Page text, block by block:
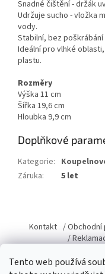
Tento web používá
Snadné čištění - držák
Udržuje sucho - vložka
vody.
Stabilní, bez
Ideální pro vlhké
plastu.
Rozměry
Výška 11 cm
Šířka 19,6 cm
Hloubka 9,9 cm
Doplňkové
Kategorie:
Záruka: 5 let
p
a
Kontakt / Obchodní
/